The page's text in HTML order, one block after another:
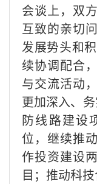
会谈上，双
互致的亲切
发展势头和
续协调配合
与交流活动
更加深入、
防线路建设
位，继续推
作投资建设
目；推动科